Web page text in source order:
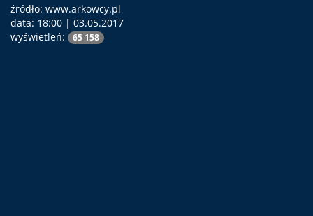
źródło: www.arkowcy.pl
data: 18:00 | 03.05.2017
wyświetleń:
65 158